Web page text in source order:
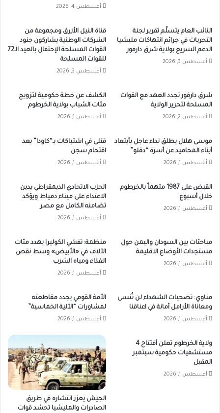
أغسطس 4, 2026
النائب العام يتسلّم تقرير لجنة
التحريات في جرائم انتهاكات مليشيا
الدعم السريع بولاية شرق دارفور
أغسطس 3, 2026
قناة النيل الأزرق ومجموعة من
الشركات الوطنية يشاركون جنود
القوات المسلحة الإحتفال بالعيد الـ72
للقوات المسلحة
أغسطس 3, 2026
شرق دارفور تجدد العهد مع القوات
المسلحة لتحرير الولاية
أغسطس 2, 2026
الكشف عن خطة حكومية لتزويج
مئات الشباب بولاية الخرطوم
أغسطس 1, 2026
موسى هلال يطلق نداء عاجل بأبتعاد
أبناء المحاميد عن أسرة “دقلو”
أغسطس 1, 2026
قتلى في اشتباكات بـ“كاودا” بعد
اقتحام سجن
أغسطس 1, 2026
القبض على 1987 متهماً بالخرطوم
خلال أسبوع
أغسطس 1, 2026
الحزب الاتحادي الديمقراطي يدين
الاعتداء على ميناء دمياط ويؤكد
تضامنه الكامل مع مصر
أغسطس 1, 2026
مباحثات بين السودان واليمن حول
مستجدات الأوضاع الاقليمة
أغسطس 1, 2026
منظمة: تفشي الكوليرا يهدد مئات
الآلاف في «الأبيض» وسط نقص
الغذاء ومياه الشرب
أغسطس 1, 2026
مناوي: تضحيات الشهداء لن تُنسى
ومعاناة الأرامل أمانة في اعناقنا
أغسطس 1, 2026
الأمة القومي يجدد مقاطعته
لمشاورات “الآلية الخماسية”
أغسطس 1, 2026
ولاية الخرطوم تعلن أفتتاح 4
مستشفيات حكومية سبتمبر
المقبل
أغسطس 1, 2026
الجيش يعزز انتشاره في طريق
الصادرات والمليشيا تحشد قوات